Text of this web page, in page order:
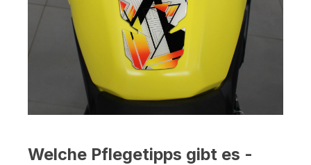
Welche Pflegetipps gibt es -